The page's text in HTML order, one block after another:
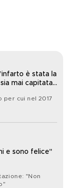
è stata la
mai capitata
per cui nel 2017
e sono felice"
"Non